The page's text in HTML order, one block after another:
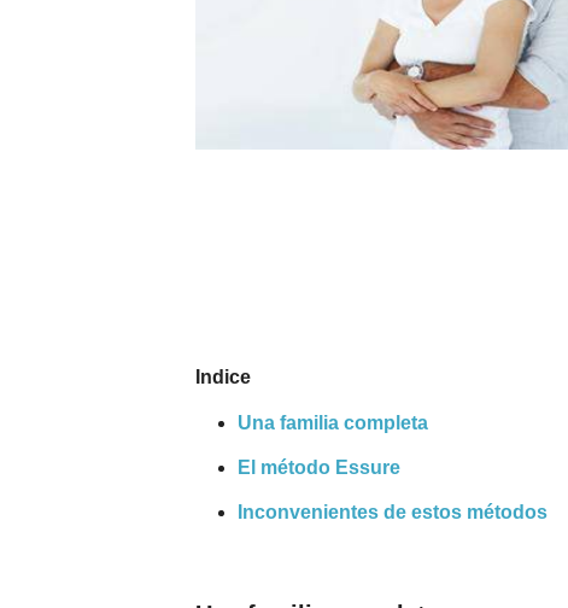
Indice
Una familia completa
El método Essure
Inconvenientes de estos métodos